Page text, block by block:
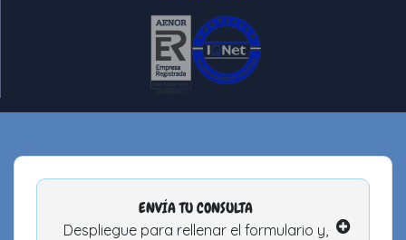
ENVÍA TU CONSULTA
Despliegue para rellenar el formulario y,